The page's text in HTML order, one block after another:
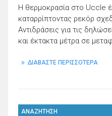
Η θερμοκρασία στο Uccle
καταρρίπτοντας ρεκόρ
Αντιδράσεις για τις
και έκτακτα μέτρα σε
ΔΙΑΒΑΣΤΕ ΠΕΡΙΣΣΟΤΕΡΑ
ΑΝΑΖΗΤΗΣΗ